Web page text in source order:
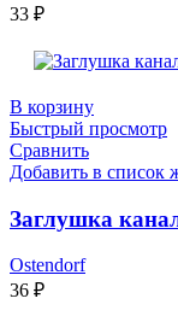
33 ₽
В корзину
Быстрый просмотр
Сравнить
Добавить в список
Заглушка
Ostendorf
36 ₽